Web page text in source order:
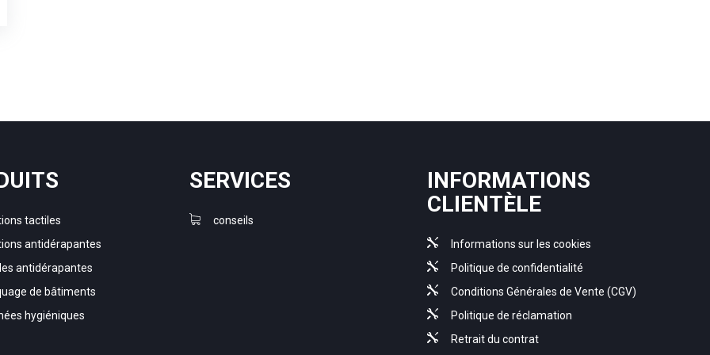
tactiles
antidérapantes
antidérapantes
de bâtiments
hygiéniques
SERVICES
conseils
INFORMATIONS
CLIENTÈLE
Informations sur les cookies
Politique de confidentialité
Conditions Générales de Vente (CGV)
Politique de réclamation
Retrait du contrat